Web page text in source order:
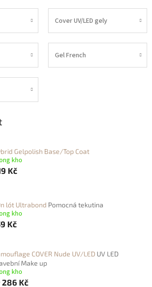
Cover UV/LED gely
Gel French
Gelpolish Base/Top Coat
kho
Kč
lót Ultrabond Pomocná tekutina
kho
Kč
COVER Nude UV/LED UV LED
Make up
kho
286 Kč